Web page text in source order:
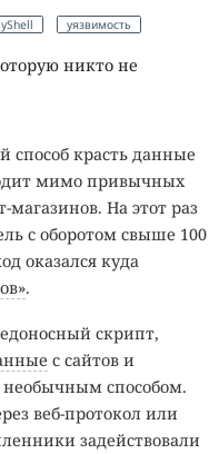
уязвимость
никто не
красть данные
мимо привычных
На этот раз
с оборотом свыше 100
оказался куда
.
скрипт,
с сайтов и
способом.
веб-протокол или
задействовали